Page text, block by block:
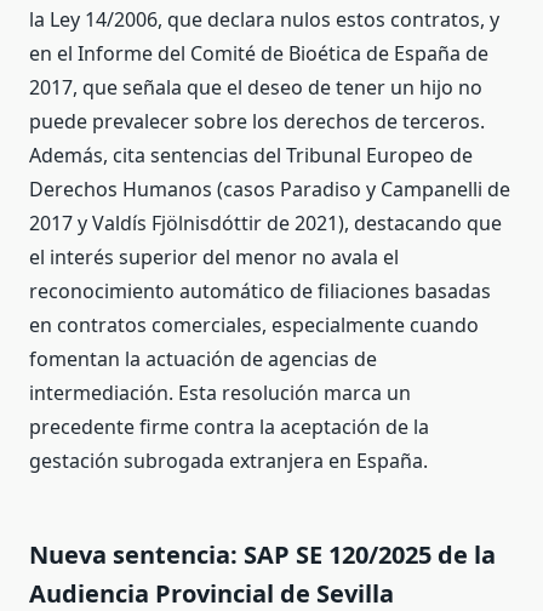
la Ley 14/2006, que declara nulos estos contratos, y
en el Informe del Comité de Bioética de España de
2017, que señala que el deseo de tener un hijo no
puede prevalecer sobre los derechos de terceros.
Además, cita sentencias del Tribunal Europeo de
Derechos Humanos (casos Paradiso y Campanelli de
2017 y Valdís Fjölnisdóttir de 2021), destacando que
el interés superior del menor no avala el
reconocimiento automático de filiaciones basadas
en contratos comerciales, especialmente cuando
fomentan la actuación de agencias de
intermediación. Esta resolución marca un
precedente firme contra la aceptación de la
gestación subrogada extranjera en España.
Nueva sentencia: SAP SE 120/2025 de la
Audiencia Provincial de Sevilla